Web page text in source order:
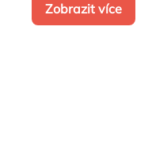
Zobrazit více